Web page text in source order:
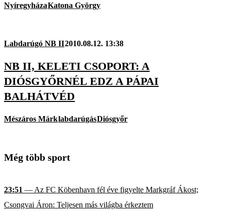
NyíregyházaKatona György
Labdarúgó NB II2010.08.12. 13:38
NB II, KELETI CSOPORT: A
DIÓSGYŐRNÉL EDZ A PÁPAI
BALHÁTVÉD
Mészáros MárklabdarúgásDiósgyőr
Még több sport
23:51 — Az FC Köbenhavn fél éve figyelte Markgráf Ákost;
Csongvai Áron: Teljesen más világba érkeztem